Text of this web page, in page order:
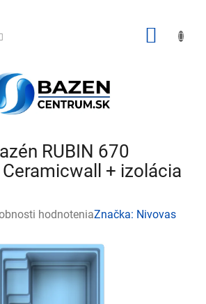
RUBIN 670
Ceramicwall + izolácia
hodnoteniaZnačka: Nivovas